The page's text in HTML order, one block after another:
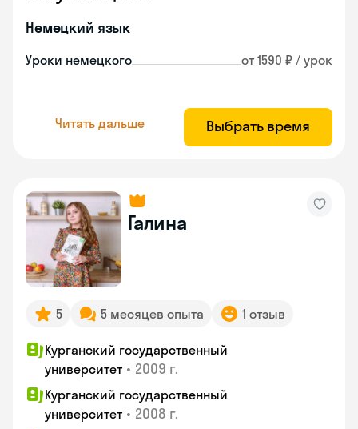
Немецкий язык
Уроки немецкого от 1590 ₽ / урок
Читать дальше Выбрать время
Галина
5 5 месяцев опыта 1 отзыв
Курганский государственный
университет • 2009 г.
Курганский государственный
университет • 2008 г.